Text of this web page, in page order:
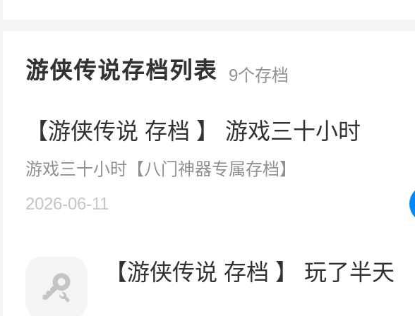
游侠传说存档列表 9个存档
【游侠传说 存档 】 游戏三十小时
游戏三十小时【八门神器专属存档】
2026-06-11
【游侠传说 存档 】 玩了半天